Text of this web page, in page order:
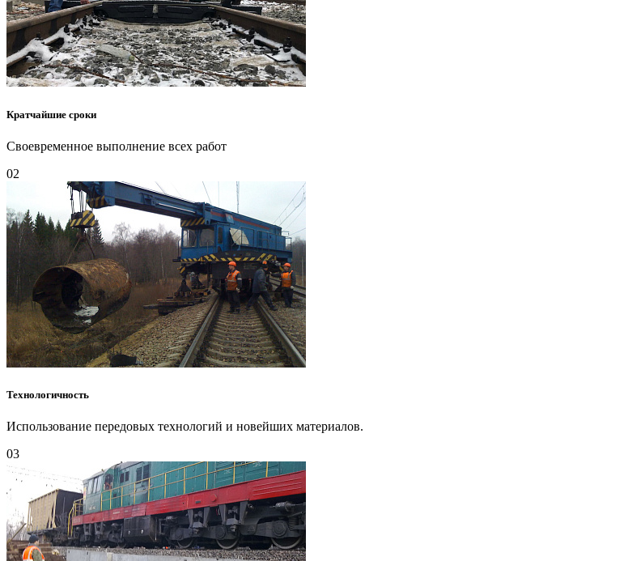
Кратчайшие сроки
Своевременное выполнение всех работ
02
Технологичность
Использование передовых технологий и новейших материалов.
03